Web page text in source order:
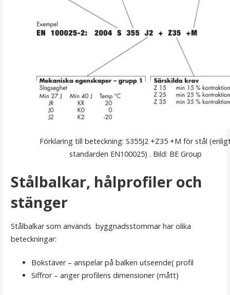
Förklaring till beteckning: S355J2 +Z35 +M för stål
standarden EN100025) . Bild: BE Group
Stålbalkar, hålprofiler och
stänger
Stålbalkar som används byggnadsstommar har olika
beteckningar:
Bokstäver – anspelar på balken utseende( profil
Siffror – anger profilens dimensioner (mått)